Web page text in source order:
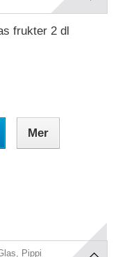
frukter 2 dl
Mer